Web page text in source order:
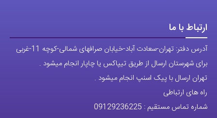
ارتباط با ما
آدرس دفتر: تهران-سعادت آباد-خیابان صرافهای شمالی-کوچه 11-غربی
برای شهرستان ارسال از طریق تیپاکس یا چاپار انجام میشود .
تهران ارسال با پیک اسنپ انجام میشود .
راه های ارتباطی
شماره تماس مستقیم : 09129236225